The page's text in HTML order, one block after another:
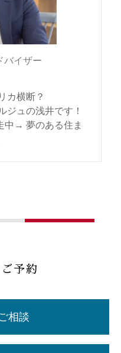
バイザー
カ横断？
ジュの浅井です！
中→ 夢のある住ま
予約
相談